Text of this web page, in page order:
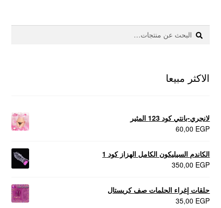
كاندم سيليكون
منتجات خاصة بالزوج
منتجات لاثارة الزوجه
منتجات للانتصاب و تاخير القذف
البحث
عن:
بحث
الاكثر مبيعا
لانجري-بانتي كود 123 المثير
60,00 EGP
الكاندم السيليكون الكامل الهزاز كود 1
350,00 EGP
حلقات إغراء الحلمات صف كريستال
35,00 EGP